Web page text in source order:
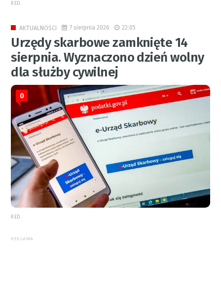
RED.
AKTUALNOŚCI 7 sierpnia 2026 22:05
Urzędy skarbowe zamknięte 14
sierpnia. Wyznaczono dzień wolny
dla służby cywilnej
0
RED.
REKLAMA